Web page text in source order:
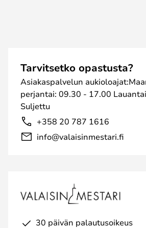
Tarvitsetko opastusta?
Asiakaspalvelun
perjantai: 09.30 - 17.00
Suljettu
+358 20 787 1616
info@valaisinmestari.fi
30 päivän palautusoikeus